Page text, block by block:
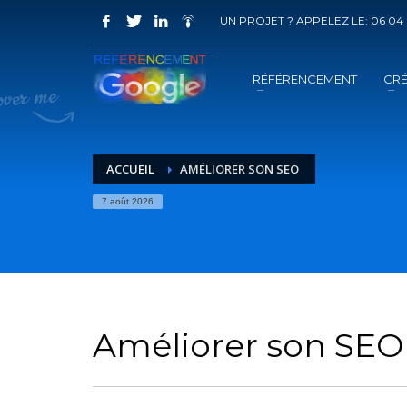
COMMENT ACHETER UN PRESTATION
1 Choisir la prestation
Vous recevrez sous 5 jours ouvrés un mail de
UN PROJET ? APPELEZ LE: 06 04
RÉFÉRENCEMENT
ACCUEIL AMÉLIORER SON SEO
7 août 2026
Améliorer son SEO